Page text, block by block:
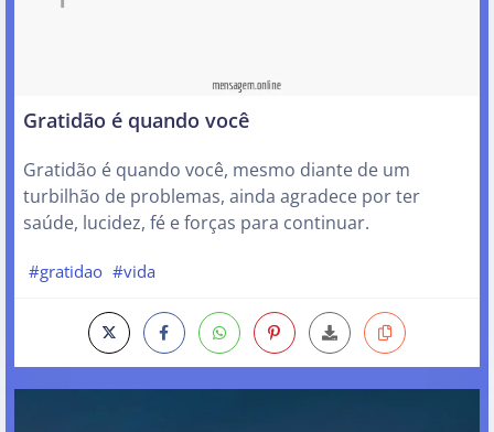
Gratidão é quando você
Gratidão é quando você, mesmo diante de um
turbilhão de problemas, ainda agradece por ter
saúde, lucidez, fé e forças para continuar.
#gratidao #vida